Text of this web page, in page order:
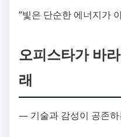
“빛은 단순한 에너지가
오피스타가 바
래
― 기술과 감성이 공존